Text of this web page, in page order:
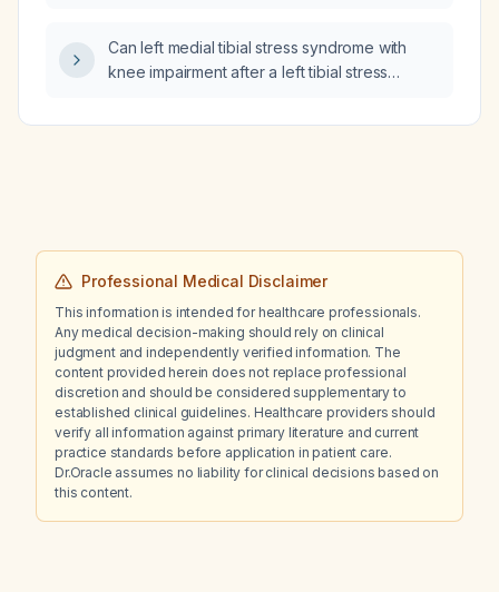
Can left medial tibial stress syndrome with
knee impairment after a left tibial stress
neuropathy affecting the foot, cause hip pain?
Professional Medical Disclaimer
This information is intended for healthcare professionals.
Any medical decision-making should rely on clinical
judgment and independently verified information. The
content provided herein does not replace professional
discretion and should be considered supplementary to
established clinical guidelines. Healthcare providers should
verify all information against primary literature and current
practice standards before application in patient care.
Dr.Oracle assumes no liability for clinical decisions based on
this content.